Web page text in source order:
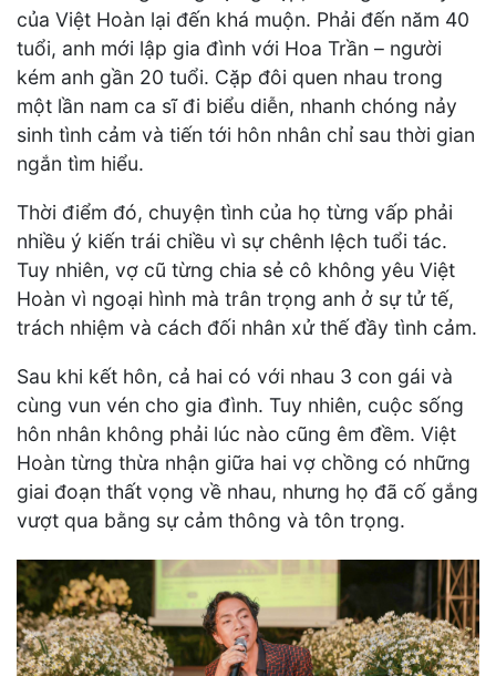
của Việt Hoàn lại đến khá muộn. Phải đến năm 40
tuổi, anh mới lập gia đình với Hoa Trần – người
kém anh gần 20 tuổi. Cặp đôi quen nhau trong
một lần nam ca sĩ đi biểu diễn, nhanh chóng nảy
sinh tình cảm và tiến tới hôn nhân chỉ sau thời gian
ngắn tìm hiểu.
Thời điểm đó, chuyện tình của họ từng vấp phải
nhiều ý kiến trái chiều vì sự chênh lệch tuổi tác.
Tuy nhiên, vợ cũ từng chia sẻ cô không yêu Việt
Hoàn vì ngoại hình mà trân trọng anh ở sự tử tế,
trách nhiệm và cách đối nhân xử thế đầy tình cảm.
Sau khi kết hôn, cả hai có với nhau 3 con gái và
cùng vun vén cho gia đình. Tuy nhiên, cuộc sống
hôn nhân không phải lúc nào cũng êm đềm. Việt
Hoàn từng thừa nhận giữa hai vợ chồng có những
giai đoạn thất vọng về nhau, nhưng họ đã cố gắng
vượt qua bằng sự cảm thông và tôn trọng.